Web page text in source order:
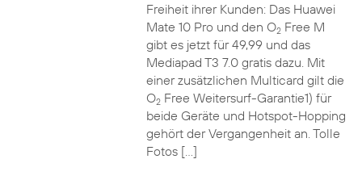
Freiheit ihrer Kunden: Das Huawei
Mate 10 Pro und den O2Free M
gibt es jetzt für 49,99 und das
Mediapad T3 7.0 gratis dazu. Mit
einer zusätzlichen Multicard gilt die
O2Free Weitersurf-Garantie1) für
beide Geräte und Hotspot-Hopping
gehört der Vergangenheit an. Tolle
Fotos […]